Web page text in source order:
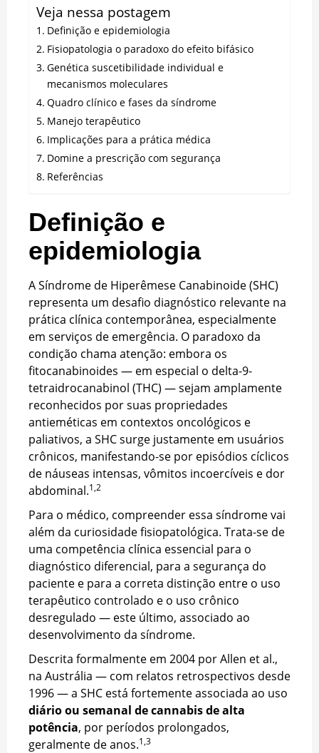
Veja nessa postagem
Definição e epidemiologia
Fisiopatologia o paradoxo do efeito bifásico
Genética suscetibilidade individual e
mecanismos moleculares
Quadro clínico e fases da síndrome
Manejo terapêutico
Implicações para a prática médica
Domine a prescrição com segurança
Referências
Definição e
epidemiologia
A Síndrome de Hiperêmese Canabinoide (SHC)
representa um desafio diagnóstico relevante na
prática clínica contemporânea, especialmente
em serviços de emergência. O paradoxo da
condição chama atenção: embora os
fitocanabinoides — em especial o delta-9-
tetraidrocanabinol (THC) — sejam amplamente
reconhecidos por suas propriedades
antieméticas em contextos oncológicos e
paliativos, a SHC surge justamente em usuários
crônicos, manifestando-se por episódios cíclicos
de náuseas intensas, vômitos incoercíveis e dor
abdominal.1,2
Para o médico, compreender essa síndrome vai
além da curiosidade fisiopatológica. Trata-se de
uma competência clínica essencial para o
diagnóstico diferencial, para a segurança do
paciente e para a correta distinção entre o uso
terapêutico controlado e o uso crônico
desregulado — este último, associado ao
desenvolvimento da síndrome.
Descrita formalmente em 2004 por Allen et al.,
na Austrália — com relatos retrospectivos desde
1996 — a SHC está fortemente associada ao uso
diário ou semanal de cannabis de alta
potência, por períodos prolongados,
geralmente de anos.1,3